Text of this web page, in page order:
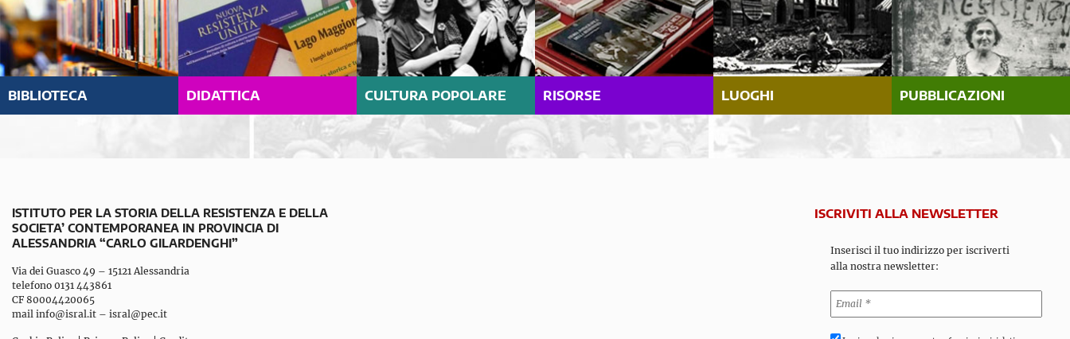
BIBLIOTECA DIDATTICA CULTURA POPOLARE RISORSE LUOGHI PUBBLICAZIONI
ISTITUTO PER LA STORIA DELLA RESISTENZA E DELLA
SOCIETA’ CONTEMPORANEA IN PROVINCIA DI
ALESSANDRIA “CARLO GILARDENGHI”
Via dei Guasco 49 – 15121 Alessandria
telefono 0131 443861
CF 80004420065
mail info@isral.it – isral@pec.it
ISCRIVITI ALLA NEWSLETTER
Inserisci il tuo indirizzo per iscriverti
alla nostra newsletter: